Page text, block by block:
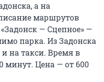
а на
маршрутов
— Сцепное» —
парка. Из Задонска
на такси. Время в
минут. Цена — от 600